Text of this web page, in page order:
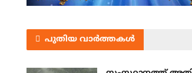
പുതിയ വാർത്തകൾ